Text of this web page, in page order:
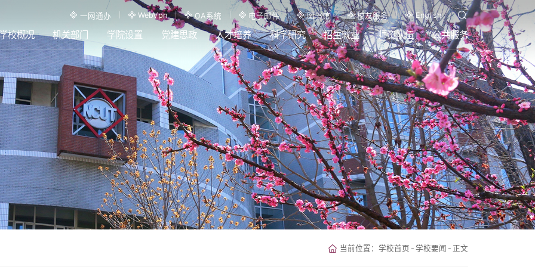
一网通办 WebVpn OA系统 电子邮件 图书馆 校友服务 English
校概况 机关部门 学院设置 党建思政 人才培养 科学研究 招生就业 师资队伍 公共服务
当前位置： 学校首页 - 学校要闻 - 正文